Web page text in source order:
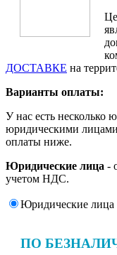
ДОСТАВКЕ на
Варианты оплаты:
У нас есть несколько
юридическими
оплаты ниже.
Юридические лица -
учетом НДС.
Юридические лица
ПО